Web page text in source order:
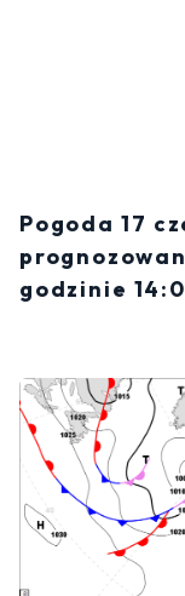
Pogoda 17
godzinie